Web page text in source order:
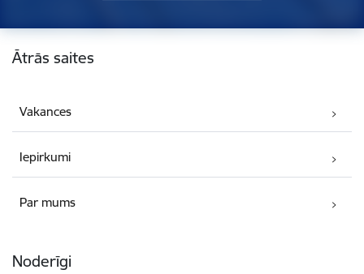
Kājene
Ātrās saites
Vakances
Iepirkumi
Par mums
Noderīgi